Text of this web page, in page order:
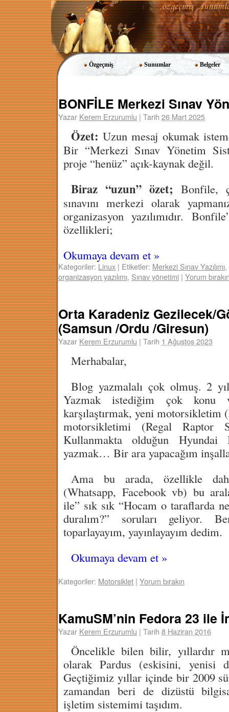
Özgeçmiş Sunumlar Belgeler
BONFİLE Merkezi Sınav
Yazar Kerem Erzurumlu | Tarih 26 Mart 2025
Özet: Uzun mesaj okumak
Bir “Merkezi Sınav Yönetim
proje “henüz” açık-kaynak değil.
Biraz “uzun” özet; Bonfile,
sınavını merkezi olarak
organizasyon yazılımıdır.
özellikleri;
Okumaya devam et »
Kategoriler: Linux | Etiketler: Merkezi Sınav Yazılımı,
organizasyon yazılımı, Sınav yönetimi | Yorum
Orta Karadeniz Gezilecek/
(Samsun /Ordu /Giresun)
Yazar Kerem Erzurumlu | Tarih 1 Ağustos 2023
Merhabalar,
Blog yazmalalı çok olmuş. 2
Yazmak istediğim çok konu
karşılaştırmak, yeni
motorsikletimi (Regal Raptor
Kullanmakta olduğun
yazmak… Bir ara yapacağım
Ama bu arada, özellikle
(Whatsapp, Facebook vb) bu
ile” sık sık “Hocam o taraflarda
duralım?” soruları geliyor.
toparlayayım, yayınlayayım dedim.
Okumaya devam et »
Kategoriler: Motorsiklet | Yorum bırakın
KamuSM’nin Fedora 23 ile
Yazar Kerem Erzurumlu | Tarih 8 Haziran 2016
Öncelikle bilen bilir, yıllardır
olarak Pardus (eskisini, yenisi
Geçtiğimiz yıllar içinde bir 2009
zamandan beri de dizüstü
işletim sistemimi taşıdım.